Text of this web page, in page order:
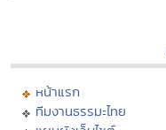
หน้าแรก
ทีมงานธรรมะไทย